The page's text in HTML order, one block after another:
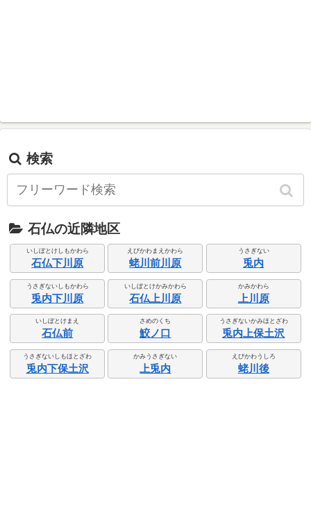
検索
石仏の近隣地区
いしぼとけしもかわら
石仏下川原
えびかわまえかわら
蛯川前川原
うさぎない
兎内
うさぎないしもかわら
兎内下川原
いしぼとけかみかわら
石仏上川原
かみかわら
上川原
いしぼとけまえ
石仏前
さめのくち
鮫ノ口
うさぎないかみほとざわ
兎内上保土沢
うさぎないしもほとざわ
兎内下保土沢
かみうさぎない
上兎内
えびかわうしろ
蛯川後